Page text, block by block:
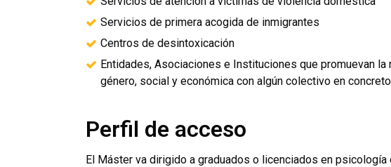
Servicios de primera acogida de inmigrantes
Centros de desintoxicación
Entidades, Asociaciones e Instituciones que promuevan
género, social y económica con algún colectivo en
Perfil de acceso
El Máster va dirigido a graduados o licenciados en